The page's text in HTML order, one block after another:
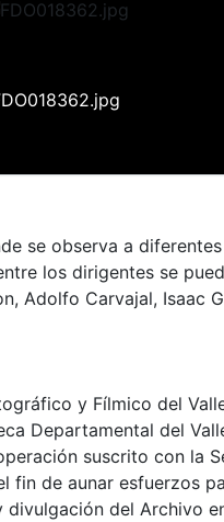
se observa a
los dirigentes se
Adolfo Carvajal, Isaac
y Fílmico del
Departamental del
suscrito con la
fin de aunar esfuerzos
divulgación del Archivo